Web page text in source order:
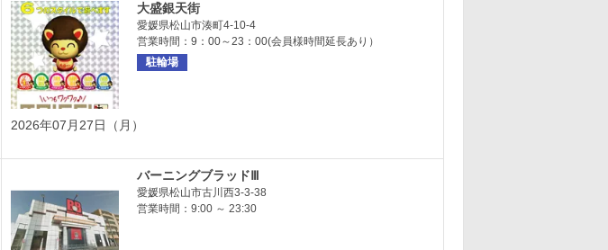
大盛銀天街
愛媛県松山市湊町4-10-4
営業時間：9：00～23：00(会員様時間延長あり）
駐輪場
2026年07月27日（月）
バーニングブラッドⅢ
愛媛県松山市古川西3-3-38
営業時間：9:00 ～ 23:30